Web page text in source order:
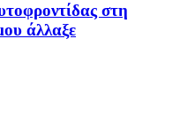
στη
άλλαξε